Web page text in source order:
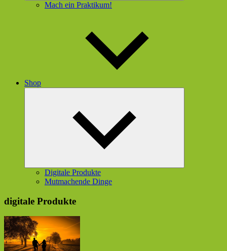
Mach ein Praktikum!
Shop
Digitale Produkte
Mutmachende Dinge
digitale Produkte